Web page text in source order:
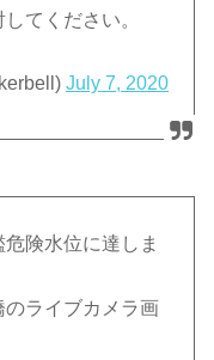
てください。
July 7, 2020
険水位に達しま
ライブカメラ画